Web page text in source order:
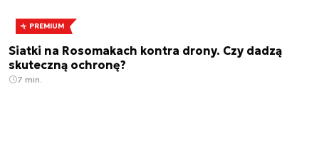
PREMIUM
Siatki na Rosomakach kontra drony. Czy dadzą
skuteczną ochronę?
7 min.